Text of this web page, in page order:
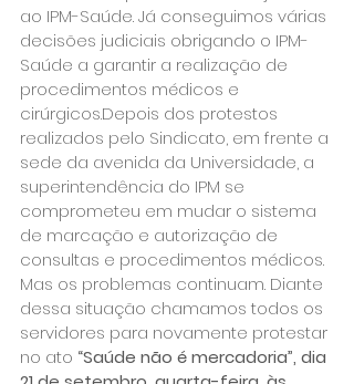
ao IPM-Saúde. Já conseguimos várias
decisões judiciais obrigando o IPM-
Saúde a garantir a realização de
procedimentos médicos e
cirúrgicos.Depois dos protestos
realizados pelo Sindicato, em frente a
sede da avenida da Universidade, a
superintendência do IPM se
comprometeu em mudar o sistema
de marcação e autorização de
consultas e procedimentos médicos.
Mas os problemas continuam. Diante
dessa situação chamamos todos os
servidores para novamente protestar
no ato “Saúde não é mercadoria”, dia